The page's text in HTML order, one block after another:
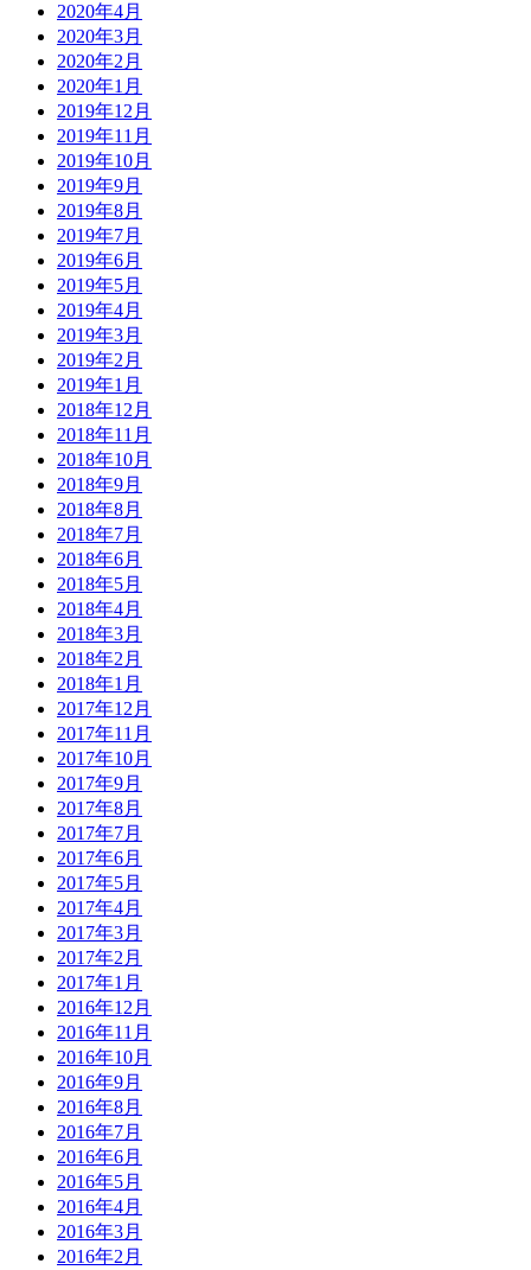
2020年4月
2020年3月
2020年2月
2020年1月
2019年12月
2019年11月
2019年10月
2019年9月
2019年8月
2019年7月
2019年6月
2019年5月
2019年4月
2019年3月
2019年2月
2019年1月
2018年12月
2018年11月
2018年10月
2018年9月
2018年8月
2018年7月
2018年6月
2018年5月
2018年4月
2018年3月
2018年2月
2018年1月
2017年12月
2017年11月
2017年10月
2017年9月
2017年8月
2017年7月
2017年6月
2017年5月
2017年4月
2017年3月
2017年2月
2017年1月
2016年12月
2016年11月
2016年10月
2016年9月
2016年8月
2016年7月
2016年6月
2016年5月
2016年4月
2016年3月
2016年2月